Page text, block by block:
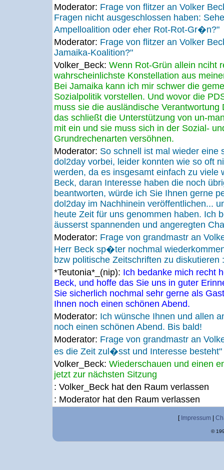
Moderator: Frage von flitzer an Volker
Fragen nicht ausgeschlossen haben:
Ampelloalition oder eher Rot-Rot-Gr�n?"
Moderator: Frage von flitzer an Volker
Jamaika-Koalition?"
Volker_Beck: Wenn Rot-Grün allein nciht
wahrscheinlichste Konstellation aus
Bei Jamaika kann ich mir schwer die
Sozialpolitik vorstellen. Und wovor die
muss sie die ausländische
das schließt die Unterstützung von un-
mit ein und sie muss sich in der Sozial-
Grundrechenarten versöhnen.
Moderator: So schnell ist mal wieder eine
dol2day vorbei, leider konnten wie so oft
werden, da es insgesamt einfach zu viele
Beck, daran Interesse haben die noch
beantworten, würde ich Sie Ihnen gerne
dol2day im Nachhinein veröffentlichen...
heute Zeit für uns genommen haben. Ich
äusserst spannenden und angeregten
Moderator: Frage von grandmastr an
Herr Beck sp�ter nochmal
bzw politische Zeitschriften zu diskutieren
*Teutonia*_(nip): Ich bedanke mich recht
Beck, und hoffe das Sie uns in guter
Sie sicherlich nochmal sehr gerne als
Ihnen noch einen schönen Abend.
Moderator: Ich wünsche Ihnen und allen
noch einen schönen Abend. Bis bald!
Moderator: Frage von grandmastr an
es die Zeit zul�sst und Interesse besteht"
Volker_Beck: Wiederschauen und einen
jetzt zur nächsten Sitzung
: Volker_Beck hat den Raum verlassen
: Moderator hat den Raum verlassen
[ Impressum
©